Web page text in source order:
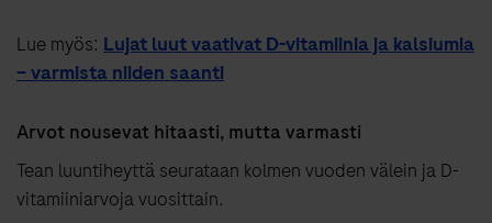
Lue myös: Lujat luut vaativat D-vitamiinia ja kalsiumia
– varmista niiden saanti
Arvot nousevat hitaasti, mutta varmasti
Tean luuntiheyttä seurataan kolmen vuoden välein ja D-
vitamiiniarvoja vuosittain.